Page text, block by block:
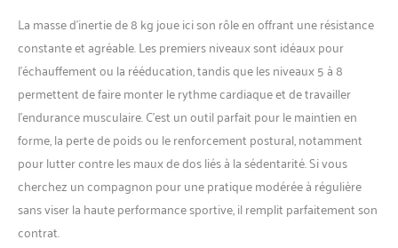
La masse d’inertie de 8 kg joue ici son rôle en offrant une résistance
constante et agréable. Les premiers niveaux sont idéaux pour
l’échauffement ou la rééducation, tandis que les niveaux 5 à 8
permettent de faire monter le rythme cardiaque et de travailler
l’endurance musculaire. C’est un outil parfait pour le maintien en
forme, la perte de poids ou le renforcement postural, notamment
pour lutter contre les maux de dos liés à la sédentarité. Si vous
cherchez un compagnon pour une pratique modérée à régulière
sans viser la haute performance sportive, il remplit parfaitement son
contrat.